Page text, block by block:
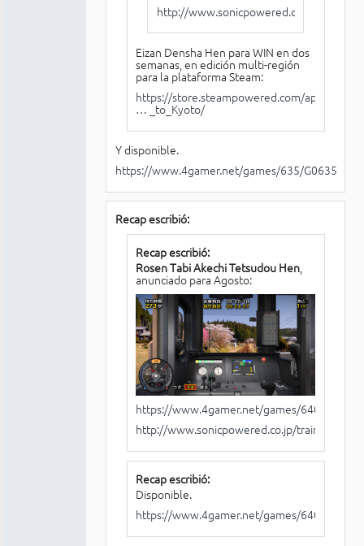
http://www.sonicpowered.co.jp/train/
Eizan Densha Hen para WIN en dos
semanas, en edición multi-región
para la plataforma Steam:
https://store.steampowered.com/app/1761
… _to_Kyoto/
Y disponible.
https://www.4gamer.net/games/635/G063599/
Recap escribió:
Recap escribió:
Rosen Tabi Akechi Tetsudou Hen,
anunciado para Agosto:
https://www.4gamer.net/games/640/
http://www.sonicpowered.co.jp/train/nsw/
Recap escribió:
Disponible.
https://www.4gamer.net/games/640/